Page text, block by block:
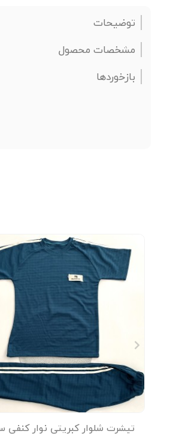
توضیحات
مشخصات محصول
بازخوردها
تیشرت شلوار کبریتی نوار کنفی